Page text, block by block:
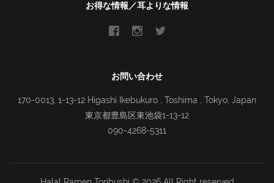
お得な情報／耳よりな情報
お問い合わせ
170-0013, 1-13-12 Higashi Ikebukuro , Toshima , Tokyo, Japan
東京都豊島区東池袋1-13-12
090-4268-5311